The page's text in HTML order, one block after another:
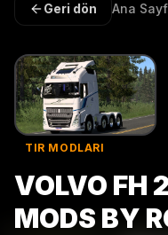
Geri dön Ana
TIR MODLARI
VOLVO FH
MODS BY